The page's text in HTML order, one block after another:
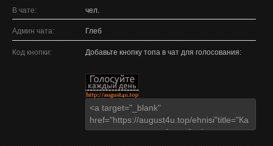
В чате: чел.
Админ чата: Глеб
Код кнопки: Добавьте кнопку топа в чат для голосования: